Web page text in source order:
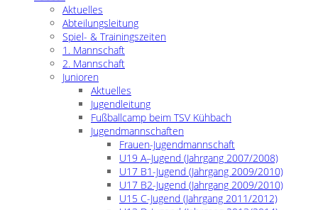
Aktuelles
Abteilungsleitung
Spiel- & Trainingszeiten
1. Mannschaft
2. Mannschaft
Junioren
Aktuelles
Jugendleitung
Fußballcamp beim TSV Kühbach
Jugendmannschaften
Frauen-Jugendmannschaft
U19 A–Jugend (Jahrgang 2007/2008)
U17 B1-Jugend (Jahrgang 2009/2010)
U17 B2-Jugend (Jahrgang 2009/2010)
U15 C-Jugend (Jahrgang 2011/2012)